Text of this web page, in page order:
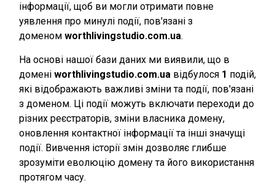
інформації, щоб ви могли отримати повне
уявлення про минулі події, пов'язані з
доменом worthlivingstudio.com.ua.
На основі нашої бази даних ми виявили, що в
домені worthlivingstudio.com.ua відбулося 1 подій,
які відображають важливі зміни та події, пов'язані
з доменом. Ці події можуть включати переходи до
різних реєстраторів, зміни власника домену,
оновлення контактної інформації та інші значущі
події. Вивчення історії змін дозволяє глибше
зрозуміти еволюцію домену та його використання
протягом часу.